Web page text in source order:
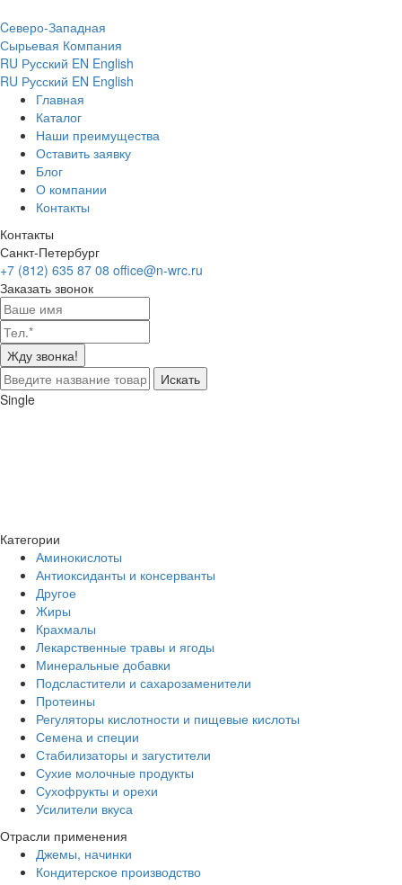
Cеверо-Западная
Сырьевая Компания
RU Русский EN English
RU Русский EN English
Главная
Каталог
Наши преимущества
Оставить заявку
Блог
О компании
Контакты
Контакты
Санкт-Петербург
+7 (812) 635 87 08 office@n-wrc.ru
Заказать звонок
Жду звонка!
Искать
Single
Категории
Аминокислоты
Антиоксиданты и консерванты
Другое
Жиры
Крахмалы
Лекарственные травы и ягоды
Минеральные добавки
Подсластители и сахарозаменители
Протеины
Регуляторы кислотности и пищевые кислоты
Семена и специи
Стабилизаторы и загустители
Сухие молочные продукты
Сухофрукты и орехи
Усилители вкуса
Отрасли применения
Джемы, начинки
Кондитерское производство